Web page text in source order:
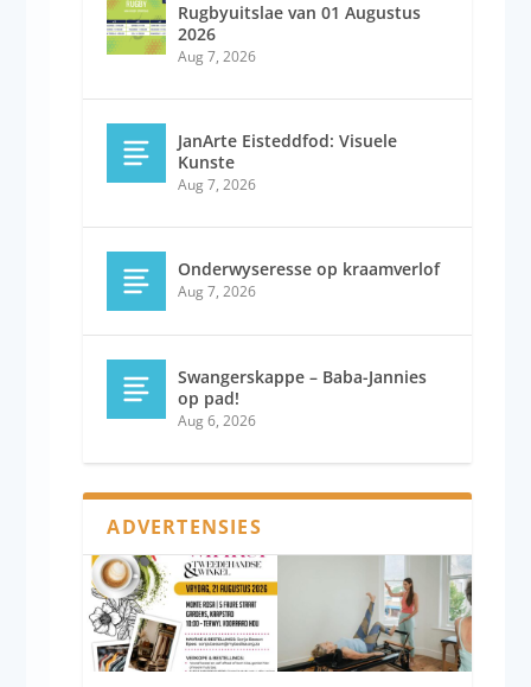
Rugbyuitslae van 01 Augustus
2026
Aug 7, 2026
JanArte Eisteddfod: Visuele
Kunste
Aug 7, 2026
Onderwyseresse op kraamverlof
Aug 7, 2026
Swangerskappe – Baba-Jannies
op pad!
Aug 6, 2026
ADVERTENSIES